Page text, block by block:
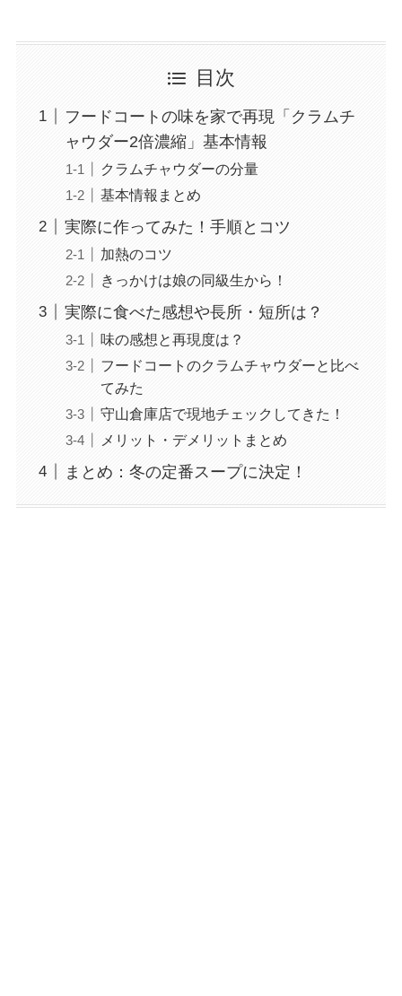
目次
フードコートの味を家で再現「クラムチ
ャウダー2倍濃縮」基本情報
クラムチャウダーの分量
基本情報まとめ
実際に作ってみた！手順とコツ
加熱のコツ
きっかけは娘の同級生から！
実際に食べた感想や長所・短所は？
味の感想と再現度は？
フードコートのクラムチャウダーと比べ
てみた
守山倉庫店で現地チェックしてきた！
メリット・デメリットまとめ
まとめ：冬の定番スープに決定！